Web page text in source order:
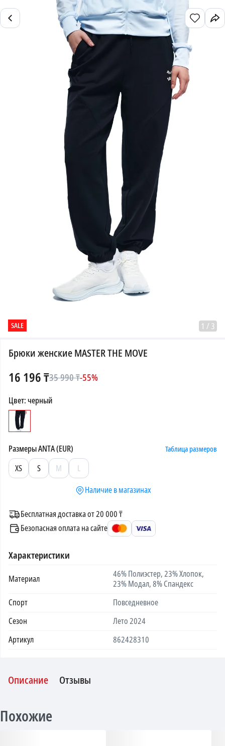
SALE 1 / 3
Брюки женские MASTER THE MOVE
16 196₸35 990₸-55%
Цвет:черный
РазмерыANTA (EUR) Таблица размеров
XS S M
L
Наличие в магазинах
Бесплатная доставка от 20 000 ₸
Безопасная оплата на сайте
Характеристики
Материал
46% Полиэстер, 23% Хлопок,
23% Модал, 8% Спандекс
Спорт
Повседневное
Сезон
Лето 2024
Артикул
862428310
Описание Отзывы
Похожие